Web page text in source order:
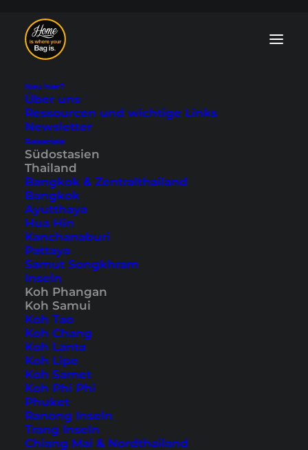
Neu hier?
Über uns
Ressourcen und wichtige Links
Newsletter
Reiseziele
Südostasien
Thailand
Bangkok & Zentralthailand
Bangkok
Ayutthaya
Hua Hin
Kanchanaburi
Pattaya
Samut Songkhram
Inseln
Koh Phangan
Koh Samui
Koh Tao
Koh Chang
Koh Lanta
Koh Lipe
Koh Samet
Koh Phi Phi
Phuket
Ranong Inseln
Trang Inseln
Chiang Mai & Nordthailand
Ang Thong
Nationalpark - ein
Tagesausflug
Zuletzt aktualisiert: 6. August 2024
Der Ang Thong Nationalpark ist ein beliebtes
Ziel für einen Tagesausflug aus
Koh Phangan. Er erstreckt sich im Golf von
Thailand auf über 42 Inseln vom Festland